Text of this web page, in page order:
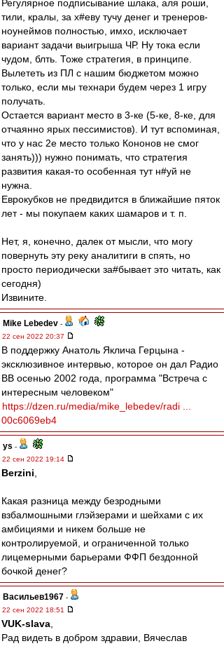
Регулярное подписывание шлака, аля роши,
тили, кралы, за х#еву тучу денег и тренеров-
ноунеймов полностью, имхо, исключает
вариант задачи выигрыша ЧР. Ну тока если
чудом, блть. Тоже стратегия, в принципе.
Вылететь из ПЛ с нашим бюджетом можно
только, если мы технари будем через 1 игру
получать.
Остается вариант место в 3-ке (5-ке, 8-ке, для
отчаянно ярых пессимистов). И тут вспоминая,
что у нас 2е место только Кононов не смог
занять))) нужно понимать, что стратегия
развития какая-то особенная тут н#уй не
нужна.
Еврокубков не предвидится в ближайшие пяток
лет - мы покупаем каких шамаров и т. п.
Нет, я, конечно, далек от мысли, что могу
повернуть эту реку аналитиги в спять, но
просто периодически за#бывает это читать, как
сегодня)
Извините.
Mike Lebedev -
22 сен 2022 20:37
В поддержку Анатоль Яклича Герцына -
эксклюзивное интервью, которое он дал Радио
ВВ осенью 2002 года, программа "Встреча с
интересным человеком"
https://dzen.ru/media/mike_lebedev/radi ...
00c6069eb4
ys -
22 сен 2022 19:14
Berzini
Какая разница между безродными
взбалмошными глэйзерами и шейхами с их
амбициями и никем больше не
контролируемой, и ограниченной только
лицемерными барьерами ФФП бездонной
бочкой денег?
Васильев1967 -
22 сен 2022 18:51
VUK-slava
Рад видеть в добром здравии, Вячеслав